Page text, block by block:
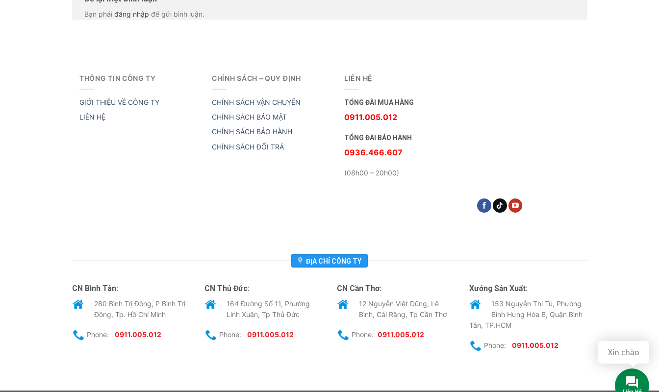
Bạn phải đăng nhập để gửi bình luận.
THÔNG TIN CÔNG TY
GIỚI THIỆU VỀ CÔNG TY
LIÊN HỆ
CHÍNH SÁCH – QUY ĐỊNH
CHÍNH SÁCH VẬN CHUYỂN
CHÍNH SÁCH BẢO MẬT
CHÍNH SÁCH BẢO HÀNH
CHÍNH SÁCH ĐỔI TRẢ
LIÊN HỆ
TỔNG ĐÀI MUA HÀNG
0911.005.012
TỔNG ĐÀI BẢO HÀNH
0936.466.607
(08h00 – 20h00)
ĐỊA CHỈ CÔNG TY
CN Bình Tân:
280 Bình Trị Đông, P Bình Trị
Đông, Tp. Hồ Chí Minh
Phone: 0911.005.012
CN Thủ Đức:
164 Đường Số 11, Phường
Linh Xuân, Tp Thủ Đức
Phone: 0911.005.012
CN Cần Thơ:
12 Nguyễn Việt Dũng, Lê
Bình, Cái Răng, Tp Cần Thơ
Phone: 0911.005.012
Xưởng Sản Xuất:
153 Nguyễn Thị Tú, Phường
Bình Hưng Hòa B, Quận Bình
Tân, TP.HCM
Phone: 0911.005.012
Xin chào